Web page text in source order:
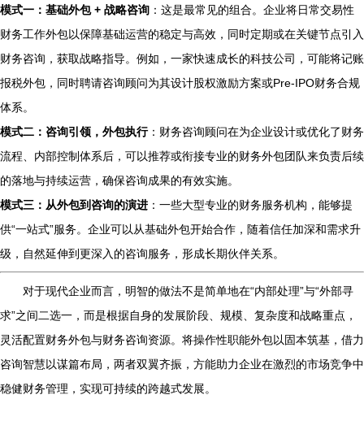
模式一：基础外包 + 战略咨询 ：这是最常见的组合。企业将日常交易性
财务工作外包以保障基础运营的稳定与高效，同时定期或在关键节点引入
财务咨询，获取战略指导。例如，一家快速成长的科技公司，可能将记账
报税外包，同时聘请咨询顾问为其设计股权激励方案或Pre-IPO财务合规
体系。
模式二：咨询引领，外包执行：财务咨询顾问在为企业设计或优化了财务
流程、内部控制体系后，可以推荐或衔接专业的财务外包团队来负责后续
的落地与持续运营，确保咨询成果的有效实施。
模式三：从外包到咨询的演进 ：一些大型专业的财务服务机构，能够提
供“一站式”服务。企业可以从基础外包开始合作，随着信任加深和需求升
级，自然延伸到更深入的咨询服务，形成长期伙伴关系。
对于现代企业而言，明智的做法不是简单地在“内部处理”与“外部寻
求”之间二选一，而是根据自身的发展阶段、规模、复杂度和战略重点，
灵活配置财务外包与财务咨询资源。将操作性职能外包以固本筑基，借力
咨询智慧以谋篇布局，两者双翼齐振，方能助力企业在激烈的市场竞争中
稳健财务管理，实现可持续的跨越式发展。